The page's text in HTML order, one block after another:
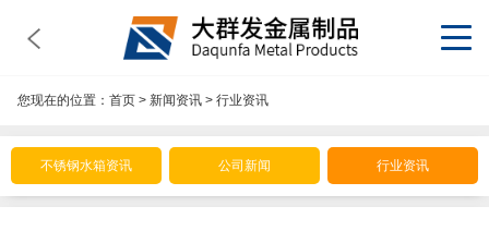
您现在的位置： 首页> 新闻资讯> 行业资讯
不锈钢水箱资讯 公司新闻 行业资讯